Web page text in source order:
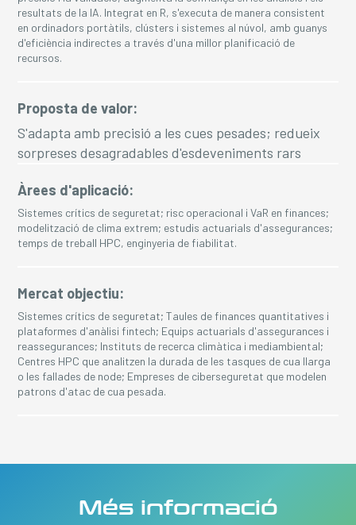
resultats de la IA. Integrat en R, s'executa de manera consistent
en ordinadors portàtils, clústers i sistemes al núvol, amb guanys
d'eficiència indirectes a través d'una millor planificació de
recursos.
Proposta de valor:
S'adapta amb precisió a les cues pesades; redueix
sorpreses desagradables d'esdeveniments rars
Àrees d'aplicació:
Sistemes crítics de seguretat; risc operacional i VaR en finances;
modelització de clima extrem; estudis actuarials d'assegurances;
temps de treball HPC, enginyeria de fiabilitat.
Mercat objectiu:
Sistemes crítics de seguretat; Taules de finances quantitatives i
plataformes d'anàlisi fintech; Equips actuarials d'assegurances i
reassegurances; Instituts de recerca climàtica i mediambiental;
Centres HPC que analitzen la durada de les tasques de cua llarga
o les fallades de node; Empreses de ciberseguretat que modelen
patrons d'atac de cua pesada.
Més informació